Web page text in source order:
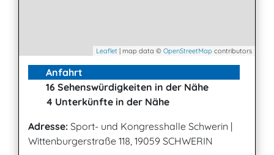
Leaflet | map data © OpenStreetMap contributors
Anfahrt
16 Sehenswürdigkeiten in der Nähe
4 Unterkünfte in der Nähe
Adresse: Sport- und Kongresshalle Schwerin |
Wittenburgerstraße 118, 19059 SCHWERIN